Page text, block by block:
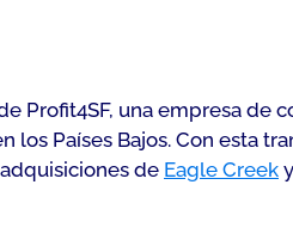
Profit4SF, una empresa de
Países Bajos. Con esta
de Eagle Creek y